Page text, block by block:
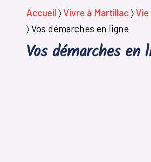
Accueil 〉Vivre à Martillac 〉
〉Vos démarches en ligne
Vos démarches en